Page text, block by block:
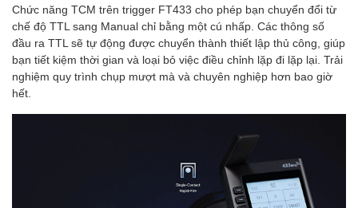
Chức năng TCM trên trigger FT433 cho phép bạn chuyển đổi từ
chế độ TTL sang Manual chỉ bằng một cú nhấp. Các thông số
đầu ra TTL sẽ tự động được chuyển thành thiết lập thủ công, giúp
bạn tiết kiệm thời gian và loại bỏ việc điều chỉnh lặp đi lặp lại. Trải
nghiệm quy trình chụp mượt mà và chuyên nghiệp hơn bao giờ
hết.